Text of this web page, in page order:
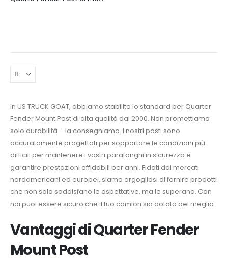
In US TRUCK GOAT, abbiamo stabilito lo standard per Quarter
Fender Mount Post di alta qualità dal 2000. Non promettiamo
solo durabilità – la consegniamo. I nostri posti sono
accuratamente progettati per sopportare le condizioni più
difficili per mantenere i vostri parafanghi in sicurezza e
garantire prestazioni affidabili per anni. Fidati dai mercati
nordamericani ed europei, siamo orgogliosi di fornire prodotti
che non solo soddisfano le aspettative, ma le superano. Con
noi puoi essere sicuro che il tuo camion sia dotato del meglio.
Vantaggi di Quarter Fender
Mount Post ​